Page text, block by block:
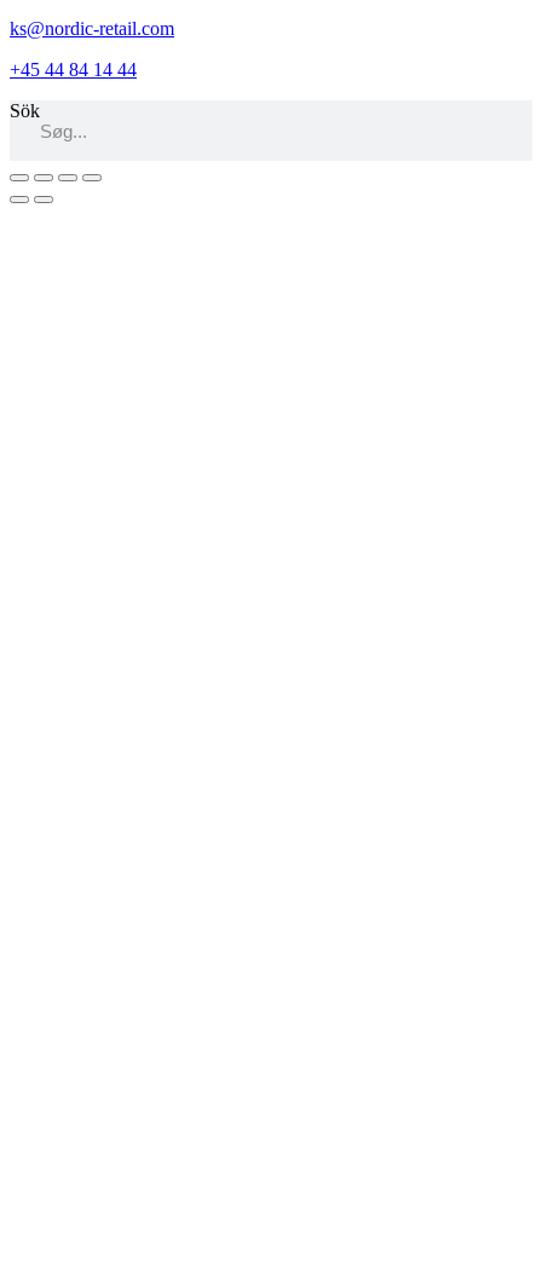
ks@nordic-retail.com
+45 44 84 14 44
Sök